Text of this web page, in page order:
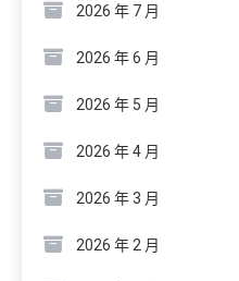
2026 年 7 月
2026 年 6 月
2026 年 5 月
2026 年 4 月
2026 年 3 月
2026 年 2 月